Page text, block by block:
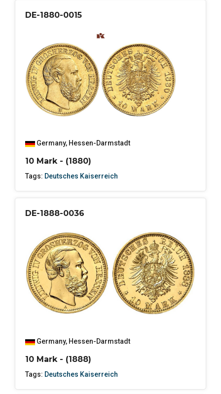
DE-1880-0015
Germany, Hessen-Darmstadt
10 Mark - (1880)
Tags: Deutsches Kaiserreich
DE-1888-0036
Germany, Hessen-Darmstadt
10 Mark - (1888)
Tags: Deutsches Kaiserreich